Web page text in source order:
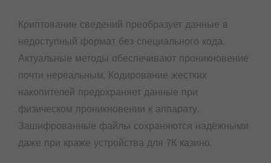
Криптование сведений преобразует данные в
недоступный формат без специального кода.
Актуальные методы обеспечивают проникновение
почти нереальным. Кодирование жестких
накопителей предохраняет данные при
физическом проникновении к аппарату.
Зашифрованные файлы сохраняются надёжными
даже при краже устройства для 7К казино.